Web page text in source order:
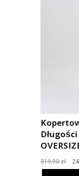
319,90zł